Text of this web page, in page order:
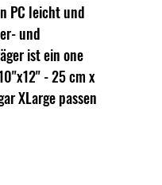
PC leicht und
und
ist ein one
- 25 cm x
XLarge passen